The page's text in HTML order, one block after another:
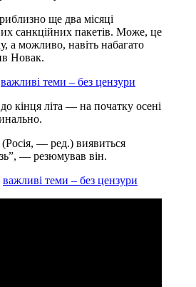
ще два місяці
санкційних пакетів. Може, це
а можливо, навіть набагато
Новак.
важливі теми – без цензури
кінця літа — на початку осені
— ред.) виявиться
— резюмував він.
важливі теми – без цензури